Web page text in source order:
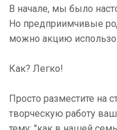
В начале, мы было
Но предприимчивые
можно акцию
Как? Легко!
Просто разместите на
творческую работу